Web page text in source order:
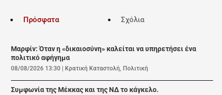
Πρόσφατα Σχόλια
Μαρφίν: Όταν η «δικαιοσύνη» καλείται να υπηρετήσει ένα
πολιτικό αφήγημα
08/08/2026 13:30 Κρατική Καταστολή, Πολιτική
Συμφωνία της Μέκκας και της ΝΔ το κάγκελο.